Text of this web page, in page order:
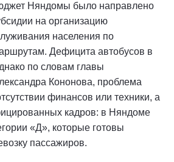
Няндомы было направлено
на организацию
населения по
Дефицита автобусов в
по словам главы
Кононова, проблема
финансов или техники, а
кадров: в Няндоме
«Д», которые готовы
пассажиров.